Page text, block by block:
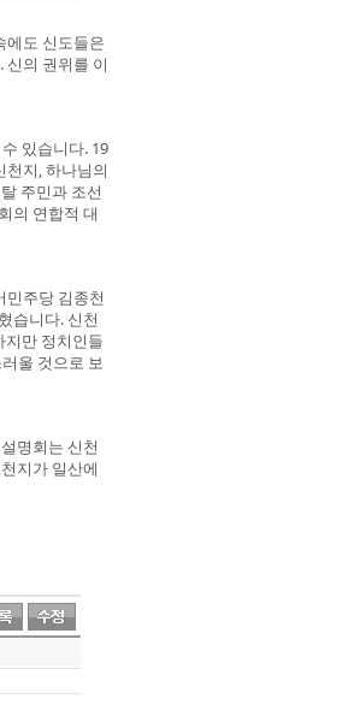
에도 신도들은
신의 권위를 이
있습니다. 19
지, 하나님의
주민과 조선
의 연합적 대
민주당 김종천
습니다. 신천
만 정치인들
울 것으로 보
명회는 신천
지가 일산에